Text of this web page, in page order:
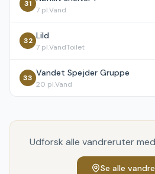
31
7 pl.Vand
32 Lild
7 pl.VandToilet
33 Vandet Spejder Gruppe
20 pl.Vand
Udforsk alle vandreruter
Se alle